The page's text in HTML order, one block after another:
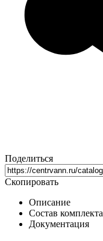
Поделиться
Скопировать
Описание
Состав комплекта
Документация